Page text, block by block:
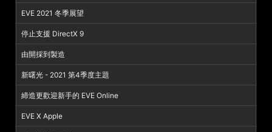
EVE 2021 冬季展望
停止支援 DirectX 9
由開採到製造
新曙光 - 2021 第4季度主題
締造更歡迎新手的 EVE Online
EVE X Apple